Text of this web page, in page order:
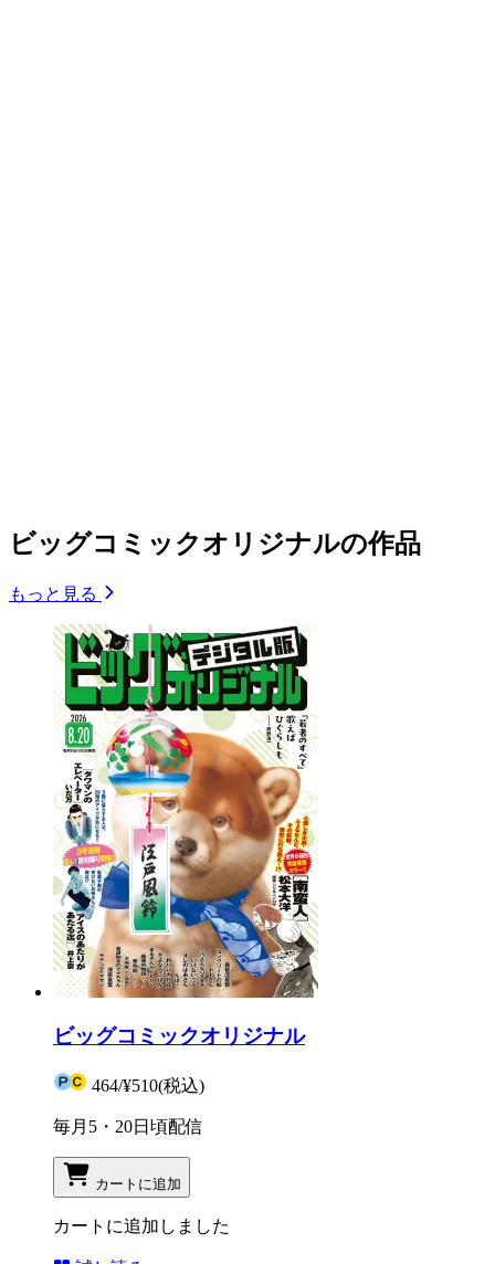
ビッグコミックオリジナルの作品
もっと見る
ビッグコミックオリジナル
464/¥510(税込)
毎月5・20日頃配信
カートに追加
カートに追加しました